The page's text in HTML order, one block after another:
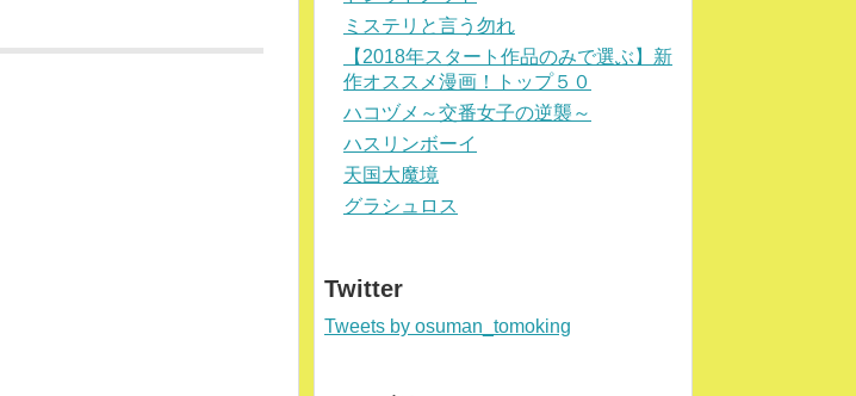
ミステリと言う勿れ
【2018年スタート作品のみで選ぶ】新
作オススメ漫画！トップ５０
ハコヅメ～交番女子の逆襲～
ハスリンボーイ
天国大魔境
グラシュロス
Twitter
Tweets by osuman_tomoking